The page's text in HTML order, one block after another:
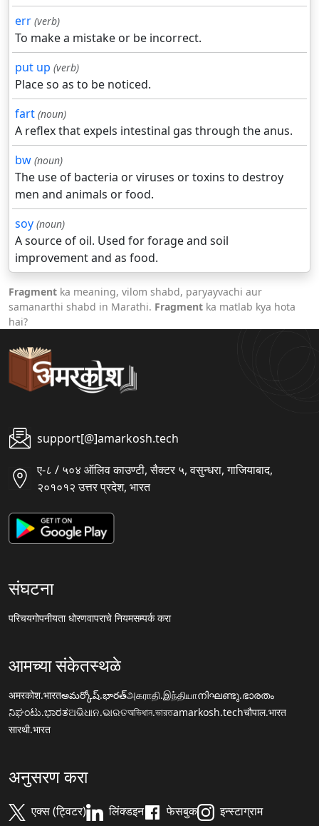
err (verb)
To make a mistake or be incorrect.
put up (verb)
Place so as to be noticed.
fart (noun)
A reflex that expels intestinal gas through the anus.
bw (noun)
The use of bacteria or viruses or toxins to destroy
men and animals or food.
soy (noun)
A source of oil. Used for forage and soil
improvement and as food.
Fragment ka meaning, vilom shabd, paryayvachi aur
samanarthi shabd in Marathi. Fragment ka matlab kya hota
hai?
support[@]amarkosh.tech
ए-८ / ५०४ ऑलिव काउण्टी, सैक्टर ५, वसुन्धरा, गाजियाबाद,
२०१०१२ उत्तर प्रदेश, भारत
संघटना
परिचयगोपनीयता धोरणवापराचे नियमसम्पर्क करा
आमच्या संकेतस्थळे
अमरकोश.भारतఅమర్కోష్.భారత్அகராதி.இந்தியாനിഘണ്ടു.ഭാരതം
ನಿಘಂಟು.ಭಾರತଅଭିଧାନ.ଭାରତঅভিধান.ভারতamarkosh.techचौपाल.भारत
सारथी.भारत
अनुसरण करा
एक्स (ट्विटर) लिंक्डइन फेसबुक इन्स्टाग्राम